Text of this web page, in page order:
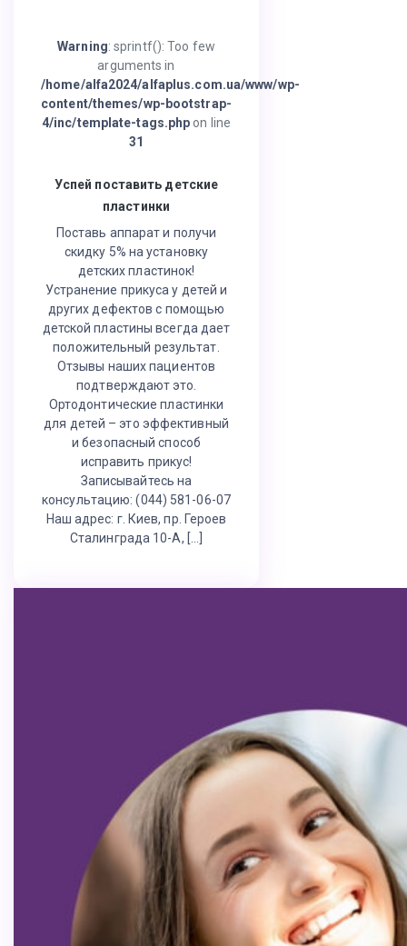
Warning: sprintf(): Too few
arguments in
/home/alfa2024/alfaplus.com.ua/www/wp-
content/themes/wp-bootstrap-
4/inc/template-tags.php on line
31
Успей поставить детские
пластинки
Поставь аппарат и получи
скидку 5% на установку
детских пластинок!
Устранение прикуса у детей и
других дефектов с помощью
детской пластины всегда дает
положительный результат.
Отзывы наших пациентов
подтверждают это.
Ортодонтические пластинки
для детей – это эффективный
и безопасный способ
исправить прикус!
Записывайтесь на
консультацию: (044) 581-06-07
Наш адрес: г. Киев, пр. Героев
Сталинграда 10-А, […]